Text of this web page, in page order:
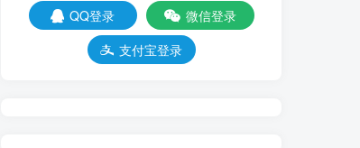
QQ登录
微信登录
支付宝登录